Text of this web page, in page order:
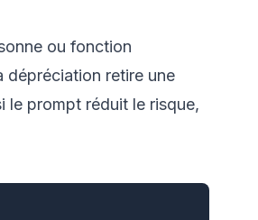
ou fonction
dépréciation retire une
le prompt réduit le risque,